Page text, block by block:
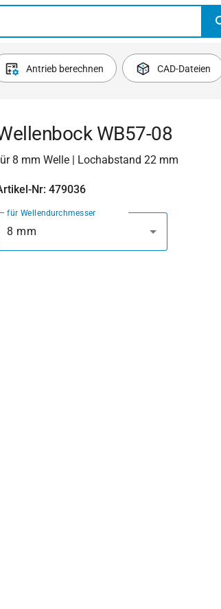
Antrieb berechnen CAD-Dateien
WB57-08
8 mm Welle | Lochabstand 22 mm
Nr: 479036
für Wellendurchmesser
8 mm